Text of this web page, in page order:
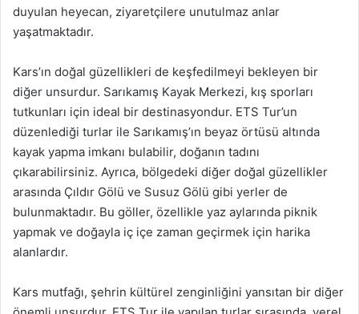
duyulan heyecan, ziyaretçilere unutulmaz anlar
yaşatmaktadır.
Kars’ın doğal güzellikleri de keşfedilmeyi bekleyen bir
diğer unsurdur. Sarıkamış Kayak Merkezi, kış sporları
tutkunları için ideal bir destinasyondur. ETS Tur’un
düzenlediği turlar ile Sarıkamış’ın beyaz örtüsü altında
kayak yapma imkanı bulabilir, doğanın tadını
çıkarabilirsiniz. Ayrıca, bölgedeki diğer doğal güzellikler
arasında Çıldır Gölü ve Susuz Gölü gibi yerler de
bulunmaktadır. Bu göller, özellikle yaz aylarında piknik
yapmak ve doğayla iç içe zaman geçirmek için harika
alanlardır.
Kars mutfağı, şehrin kültürel zenginliğini yansıtan bir diğer